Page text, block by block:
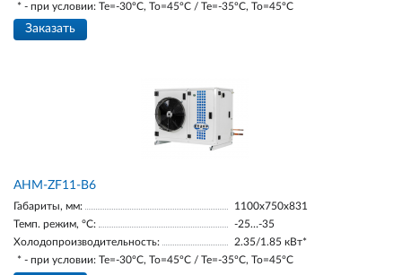
* - при условии: Te=-30ºC, To=45ºC / Te=-35ºC, To=45ºC
Заказать
AНM-ZF11-В6
Габариты, мм:
1100х750х831
Темп. режим, °С:
-25…-35
Холодопроизводительность:
2.35/1.85 кВт*
* - при условии: Te=-30ºC, To=45ºC / Te=-35ºC, To=45ºC